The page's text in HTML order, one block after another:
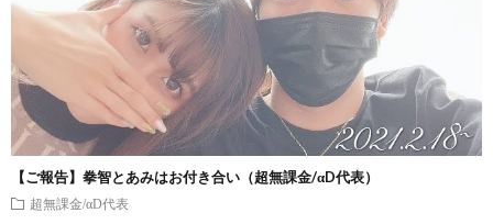
【ご報告】拳智とあみはお付き合い（超無課金/αD代表）
超無課金/αD代表